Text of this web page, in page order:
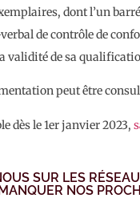
dont l’un
de contrôle de
validité de sa
peut être
dès le 1er janvier 2023,
SUR LES
NOS